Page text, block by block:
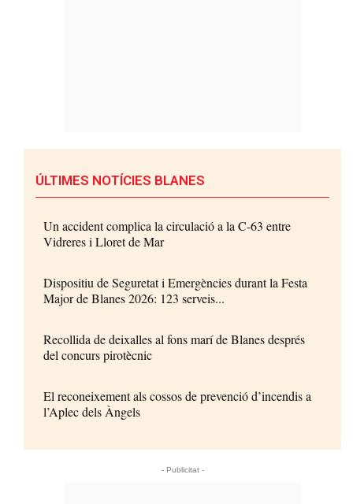
ÚLTIMES NOTÍCIES BLANES
Un accident complica la circulació a la C-63 entre
Vidreres i Lloret de Mar
Dispositiu de Seguretat i Emergències durant la Festa
Major de Blanes 2026: 123 serveis...
Recollida de deixalles al fons marí de Blanes després
del concurs pirotècnic
El reconeixement als cossos de prevenció d’incendis a
l’Aplec dels Àngels
- Publicitat -